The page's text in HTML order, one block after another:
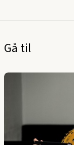
Gå til